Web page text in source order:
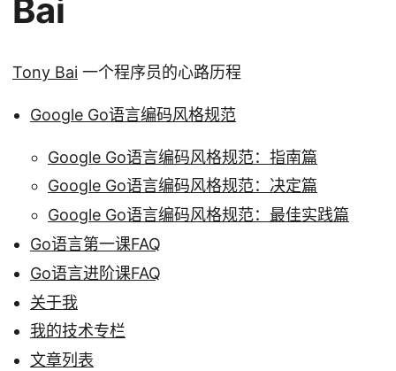
Bai
Tony Bai 一个程序员的心路历程
Google Go语言编码风格规范
Google Go语言编码风格规范：指南篇
Google Go语言编码风格规范：决定篇
Google Go语言编码风格规范：最佳实践篇
Go语言第一课FAQ
Go语言进阶课FAQ
关于我
我的技术专栏
文章列表